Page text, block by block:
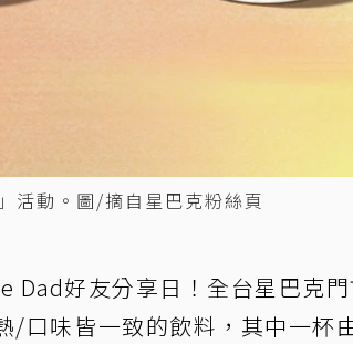
活動。圖/摘自星巴克粉絲頁
Dad好友分享日！全台星巴克
/口味皆一致的飲料，其中一杯